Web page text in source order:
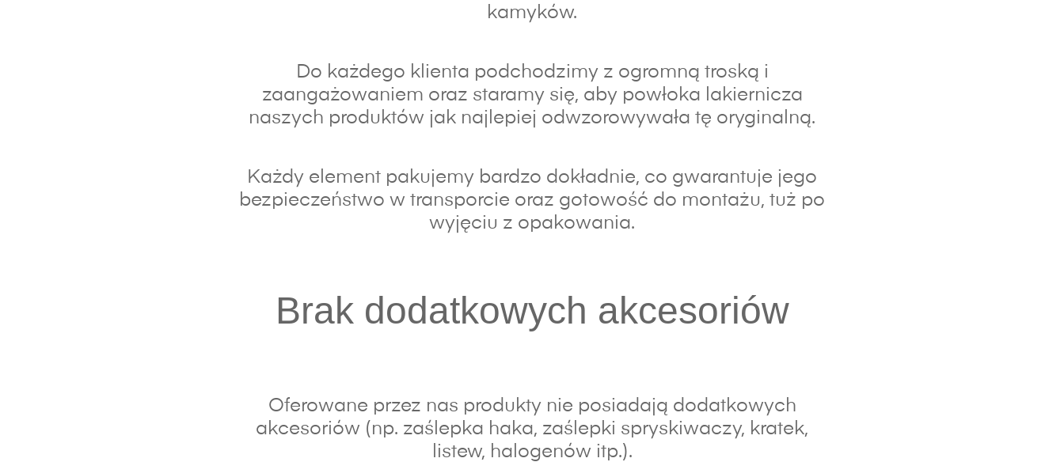
kamyków.
Do każdego klienta podchodzimy z ogromną troską i
zaangażowaniem oraz staramy się, aby powłoka lakiernicza
naszych produktów jak najlepiej odwzorowywała tę oryginalną.
Każdy element pakujemy bardzo dokładnie, co gwarantuje jego
bezpieczeństwo w transporcie oraz gotowość do montażu, tuż po
wyjęciu z opakowania.
Brak dodatkowych akcesoriów
Oferowane przez nas produkty nie posiadają dodatkowych
akcesoriów (np. zaślepka haka, zaślepki spryskiwaczy, kratek,
listew, halogenów itp.).